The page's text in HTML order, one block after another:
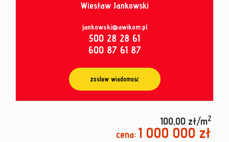
Wiesław Jankowski
jankowski@awikom.pl
500 28 28 61
600 87 61 87
zostaw wiadomość
100,00 zł/m2
cena: 1 000 000 zł